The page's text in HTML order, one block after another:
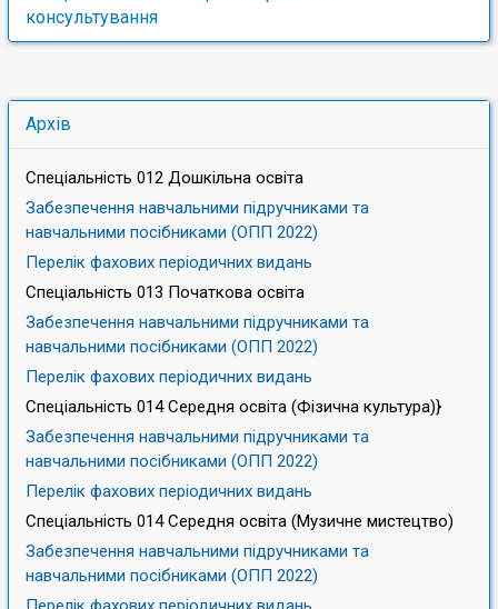
навчальними посібниками (ОПП 2025)
консультування
навчальними посібниками (ОПП 2025)
Архів
Спеціальність 012 Дошкільна освіта
Забезпечення навчальними підручниками та
навчальними посібниками (ОПП 2022)
Перелік фахових періодичних видань
Спеціальність 013 Початкова освіта
Забезпечення навчальними підручниками та
навчальними посібниками (ОПП 2022)
Перелік фахових періодичних видань
Спеціальність 014 Середня освіта (Фізична культура)}
Забезпечення навчальними підручниками та
навчальними посібниками (ОПП 2022)
Перелік фахових періодичних видань
Спеціальність 014 Середня освіта (Музичне мистецтво)
Забезпечення навчальними підручниками та
навчальними посібниками (ОПП 2022)